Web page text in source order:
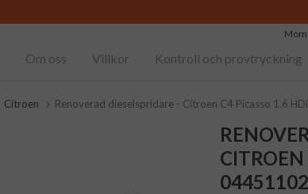
Om oss Villkor Kontroll och provtryckning
Citroen Renoverad dieselspridare - Citroen C4 Picasso 1.6